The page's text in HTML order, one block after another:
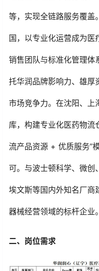
等，实现全链路服务覆盖
国，以专业化运营成为
销售团队与标准化管理体
托华润品牌影响力、雄厚
市场竞争力。在沈阳、上
库，构建专业化医药物流
流产品资源 + 优质服务”
可。与波士顿科学、微创
埃文斯等国内外知名厂商
器械经营领域的标杆企业。
二、岗位需求